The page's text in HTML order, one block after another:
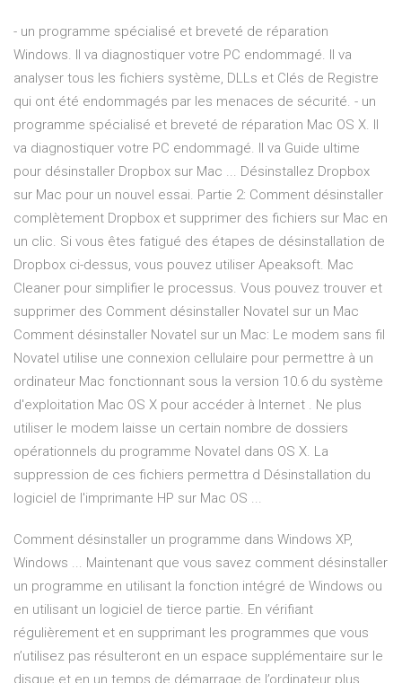
- un programme spécialisé et breveté de réparation
Windows. Il va diagnostiquer votre PC endommagé. Il va
analyser tous les fichiers système, DLLs et Clés de Registre
qui ont été endommagés par les menaces de sécurité. - un
programme spécialisé et breveté de réparation Mac OS X. Il
va diagnostiquer votre PC endommagé. Il va Guide ultime
pour désinstaller Dropbox sur Mac ... Désinstallez Dropbox
sur Mac pour un nouvel essai. Partie 2: Comment désinstaller
complètement Dropbox et supprimer des fichiers sur Mac en
un clic. Si vous êtes fatigué des étapes de désinstallation de
Dropbox ci-dessus, vous pouvez utiliser Apeaksoft. Mac
Cleaner pour simplifier le processus. Vous pouvez trouver et
supprimer des Comment désinstaller Novatel sur un Mac
Comment désinstaller Novatel sur un Mac: Le modem sans fil
Novatel utilise une connexion cellulaire pour permettre à un
ordinateur Mac fonctionnant sous la version 10.6 du système
d'exploitation Mac OS X pour accéder à Internet . Ne plus
utiliser le modem laisse un certain nombre de dossiers
opérationnels du programme Novatel dans OS X. La
suppression de ces fichiers permettra d Désinstallation du
logiciel de l'imprimante HP sur Mac OS ...
Comment désinstaller un programme dans Windows XP,
Windows ... Maintenant que vous savez comment désinstaller
un programme en utilisant la fonction intégré de Windows ou
en utilisant un logiciel de tierce partie. En vérifiant
régulièrement et en supprimant les programmes que vous
n’utilisez pas résulteront en un espace supplémentaire sur le